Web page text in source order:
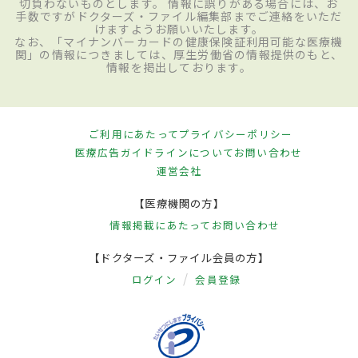
手数ですがドクターズ・ファイル編集部までご連絡をいただ
けますようお願いいたします。
なお、「マイナンバーカードの健康保険証利用可能な医療機
関」の情報につきましては、厚生労働省の情報提供のもと、
情報を掲出しております。
ご利用にあたってプライバシーポリシー
医療広告ガイドラインについてお問い合わせ
運営会社
【医療機関の方】
情報掲載にあたって お問い合わせ
【ドクターズ・ファイル会員の方】
ログイン 会員登録